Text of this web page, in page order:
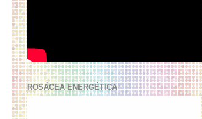
ROSÁCEA ENERGÉTICA